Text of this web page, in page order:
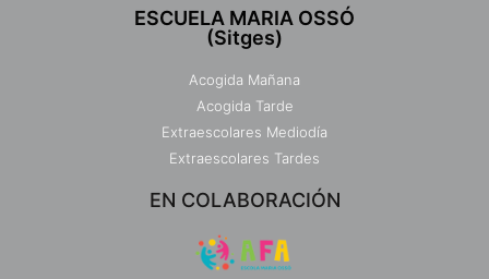
ESCUELA MARIA OSSÓ
(Sitges)
Acogida Mañana
Acogida Tarde
Extraescolares Mediodía
Extraescolares Tardes
EN COLABORACIÓN